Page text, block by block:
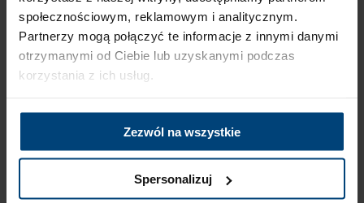
społecznościowym, reklamowym i analitycznym.
Partnerzy mogą połączyć te informacje z innymi danymi
otrzymanymi od Ciebie lub uzyskanymi podczas
korzystania z ich usług.
Zezwól na wszystkie
Spersonalizuj
KROK II
bliskiego. Pozytywna decyzja pozwala nam przejść do
ustalenia szczegółów pobytu.
03